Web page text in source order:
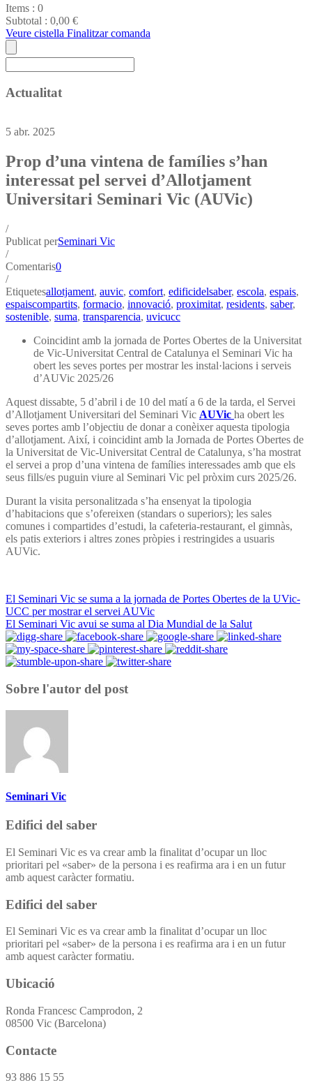
Items : 0
Subtotal : 0,00 €
Veure cistella Finalitzar comanda
Actualitat
5 abr. 2025
Prop d’una vintena de famílies s’han
interessat pel servei d’Allotjament
Universitari Seminari Vic (AUVic)
/
Publicat perSeminari Vic
/
Comentaris0
/
Etiquetesallotjament, auvic, comfort, edificidelsaber, escola, espais,
espaiscompartits, formacio, innovació, proximitat, residents, saber,
sostenible, suma, transparencia, uvicucc
Coincidint amb la jornada de Portes Obertes de la Universitat
de Vic-Universitat Central de Catalunya el Seminari Vic ha
obert les seves portes per mostrar les instal·lacions i serveis
d’AUVic 2025/26
Aquest dissabte, 5 d’abril i de 10 del matí a 6 de la tarda, el Servei
d’Allotjament Universitari del Seminari Vic AUVic ha obert les
seves portes amb l’objectiu de donar a conèixer aquesta tipologia
d’allotjament. Així, i coincidint amb la Jornada de Portes Obertes de
la Universitat de Vic-Universitat Central de Catalunya, s’ha mostrat
el servei a prop d’una vintena de famílies interessades amb que els
seus fills/es puguin viure al Seminari Vic pel pròxim curs 2025/26.
Durant la visita personalitzada s’ha ensenyat la tipologia
d’habitacions que s’ofereixen (standars o superiors); les sales
comunes i compartides d’estudi, la cafeteria-restaurant, el gimnàs,
els patis exteriors i altres zones pròpies i restringides a usuaris
AUVic.
El Seminari Vic se suma a la jornada de Portes Obertes de la UVic-
UCC per mostrar el servei AUVic
El Seminari Vic avui se suma al Dia Mundial de la Salut
Sobre l'autor del post
Seminari Vic
Edifici del saber
El Seminari Vic es va crear amb la finalitat d’ocupar un lloc
prioritari pel «saber» de la persona i es reafirma ara i en un futur
amb aquest caràcter formatiu.
Edifici del saber
El Seminari Vic es va crear amb la finalitat d’ocupar un lloc
prioritari pel «saber» de la persona i es reafirma ara i en un futur
amb aquest caràcter formatiu.
Ubicació
Ronda Francesc Camprodon, 2
08500 Vic (Barcelona)
Contacte
93 886 15 55